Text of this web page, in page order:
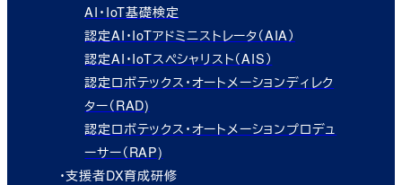
AI・IoT基礎検定
認定AI・IoTアドミニストレータ（AIA）
認定AI・IoTスペシャリスト（AIS）
認定ロボテックス・オートメーションディレク
ター（RAD)
認定ロボテックス・オートメーションプロデュ
ーサー（RAP)
・支援者DX育成研修